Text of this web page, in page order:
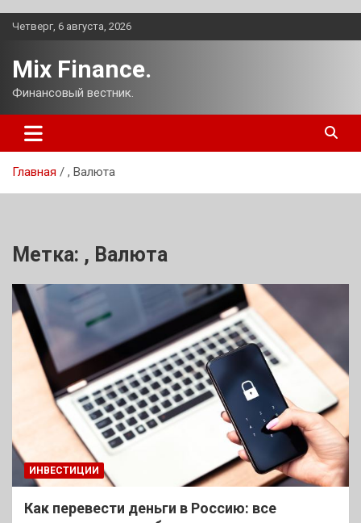
Перейти
Четверг, 6 августа, 2026
Mix Finance.
Финансовый вестник.
Главная , Валюта
Метка: , Валюта
ИНВЕСТИЦИИ
Как перевести деньги в Россию: все